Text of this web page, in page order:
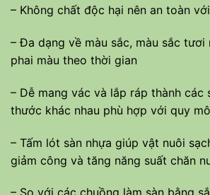
– Không chất độc hại nên an toàn
– Đa dạng về màu sắc, màu sắc tươi
phai màu theo thời gian
– Dễ mang vác và lắp ráp thành các
thước khác nhau phù hợp với quy
– Tấm lót sàn nhựa giúp vật nuôi
giảm công và tăng năng suất chăn